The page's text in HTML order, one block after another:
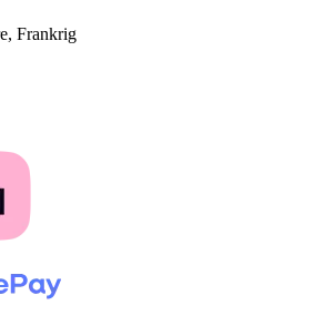
Frankrig